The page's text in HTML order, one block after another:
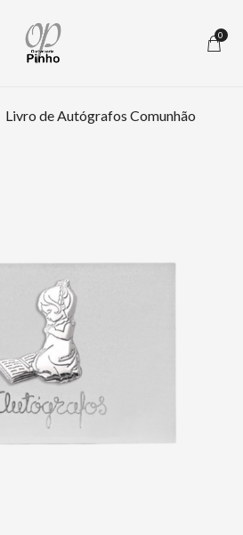
0
Livro de Autógrafos Comunhão